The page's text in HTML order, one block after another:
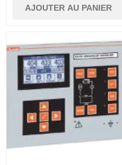
AJOUTER AU PANIER